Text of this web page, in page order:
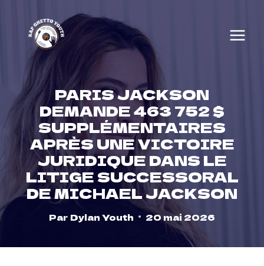
content
PARIS JACKSON
DEMANDE 463 752 $
SUPPLÉMENTAIRES
APRÈS UNE VICTOIRE
JURIDIQUE DANS LE
LITIGE SUCCESSORAL
DE MICHAEL JACKSON
Par Dylan Youth 20 mai 2026